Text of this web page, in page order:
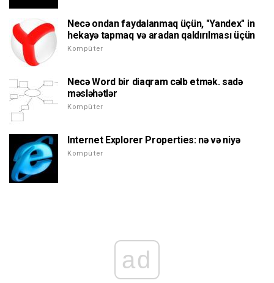
Necə ondan faydalanmaq üçün, "Yandex" in
hekayə tapmaq və aradan qaldırılması üçün
Kompüter
Necə Word bir diaqram cəlb etmək. sadə
məsləhətlər
Kompüter
Internet Explorer Properties: nə və niyə
Kompüter
ad